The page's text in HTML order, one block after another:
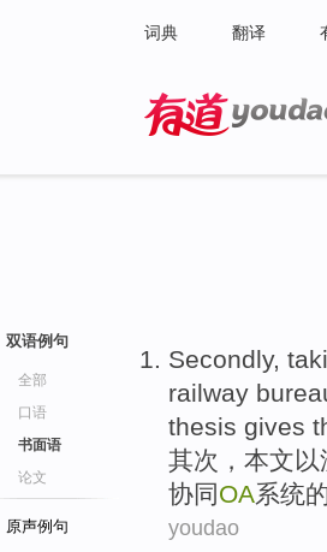
词典 翻译
双语例句
全部
口语
书面语
论文
原声例句
Secondly,
railway
thesis gives
其次 ， 本文以
协同OA系统
youdao